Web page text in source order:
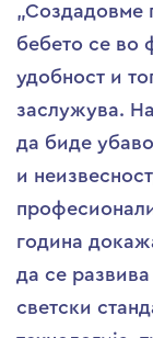
„Создадовме
бебето се во
удобност и
заслужува.
да биде
и
година
да се
светски